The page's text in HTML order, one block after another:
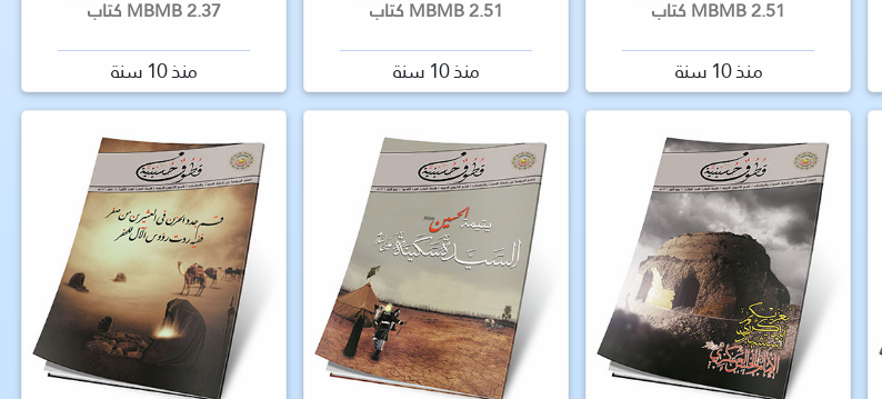
2.51 MBMB كتاب
منذ 10 سنة
2.51 MBMB كتاب
منذ 10 سنة
2.37 MBMB كتاب
منذ 10 سنة